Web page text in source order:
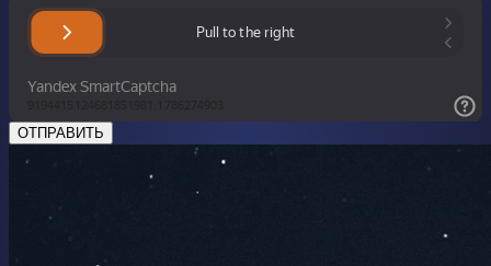
ОТПРАВИТЬ